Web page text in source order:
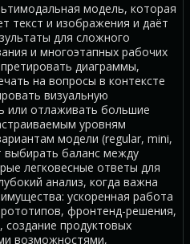
модель, которая
текст и изображения и даёт
для сложного
и многоэтапных рабочих
диаграммы,
на вопросы в контексте
визуальную
или отлаживать большие
уровням
модели (regular, mini,
выбирать баланс между
легковесные ответы для
анализ, когда важна
ускоренная работа
фронтенд-решения,
продуктовых
возможностями,